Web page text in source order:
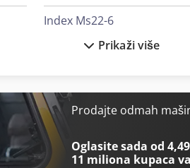
Index Ms22-6
Index Ms40-6
Langzauner Lzg-M-Ii-Sy
Langzauner Lzk-4
Prikaži više
Prodajte odmah
Oglasite sada od
11 miliona kupaca